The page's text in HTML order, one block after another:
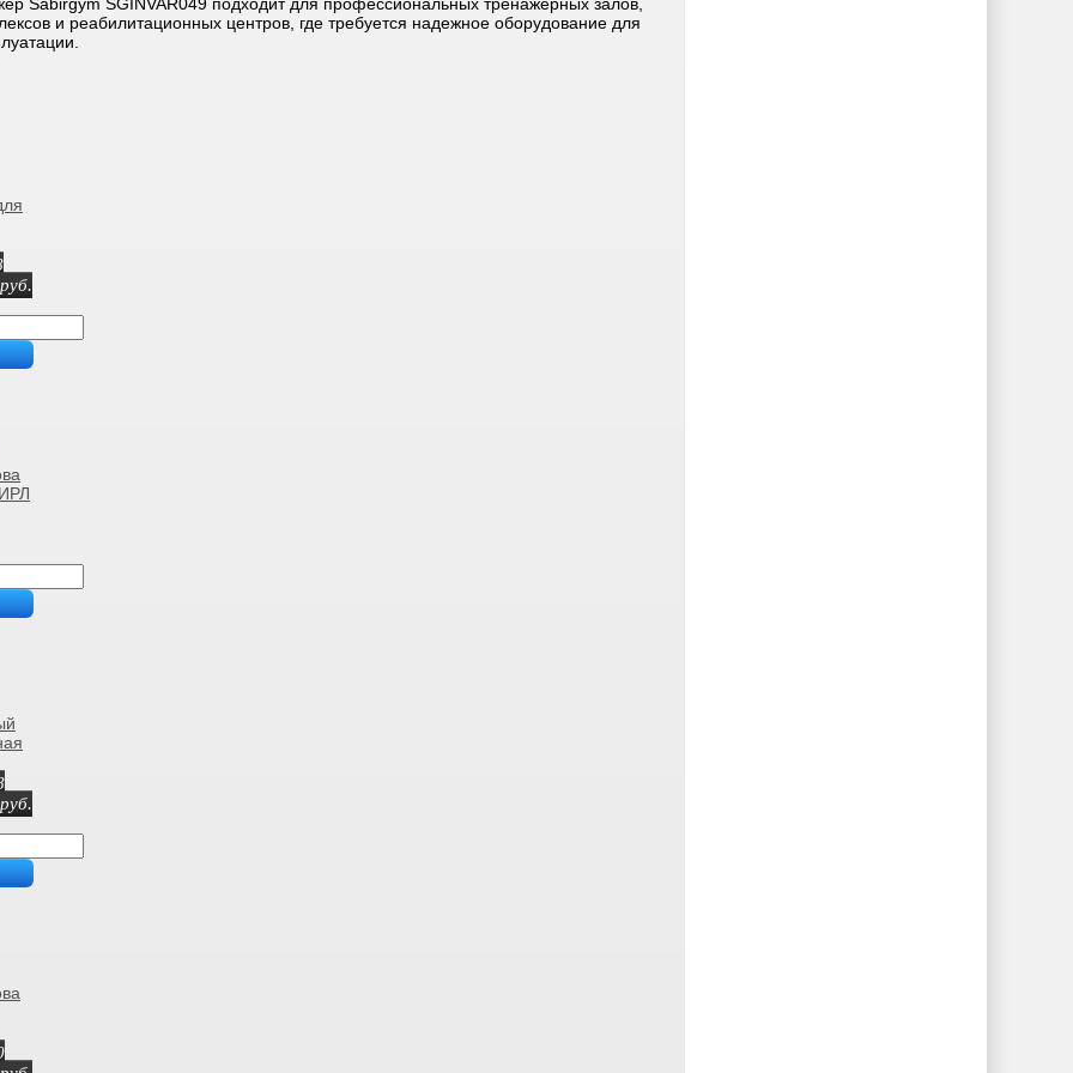
и реабилитационных центров, где требуется надежное оборудование для
руб.
руб.